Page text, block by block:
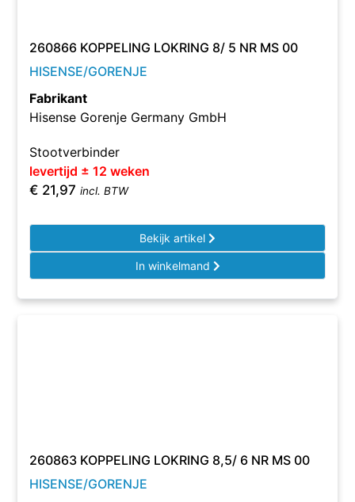
260866 KOPPELING LOKRING 8/ 5 NR MS 00
HISENSE/GORENJE
Fabrikant
Hisense Gorenje Germany GmbH
Stootverbinder
levertijd ± 12 weken
€ 21,97 incl. BTW
Bekijk artikel
In winkelmand
260863 KOPPELING LOKRING 8,5/ 6 NR MS 00
HISENSE/GORENJE